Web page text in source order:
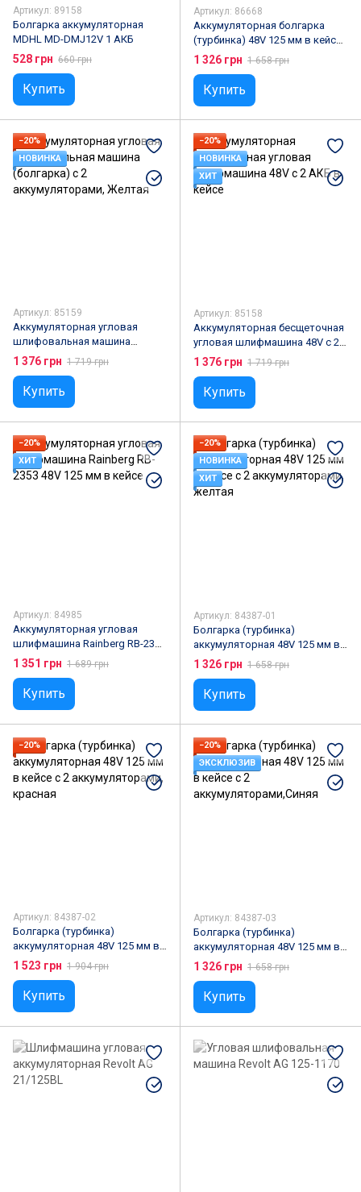
Артикул: 89158
Болгарка аккумуляторная
MDHL MD-DMJ12V 1 АКБ
528 грн 660 грн
Купить
Артикул: 86668
Аккумуляторная болгарка
(турбинка) 48V 125 мм в кейсе
с 2 АКБ
1 326 грн 1 658 грн
Купить
−20%
НОВИНКА
Артикул: 85159
Аккумуляторная угловая
шлифовальная машина
(болгарка) с 2
аккумуляторами, Желтая
1 376 грн 1 719 грн
Купить
−20%
НОВИНКА
ХИТ
Артикул: 85158
Аккумуляторная бесщеточная
угловая шлифмашина 48V с 2
АКБ в кейсе
1 376 грн 1 719 грн
Купить
−20%
ХИТ
Артикул: 84985
Аккумуляторная угловая
шлифмашина Rainberg RB-2353
48V 125 мм в кейсе
1 351 грн 1 689 грн
Купить
−20%
НОВИНКА
ХИТ
Артикул: 84387-01
Болгарка (турбинка)
аккумуляторная 48V 125 мм в
кейсе с 2 аккумуляторами,
1 326 грн 1 658 грн
Купить
−20%
Артикул: 84387-02
Болгарка (турбинка)
аккумуляторная 48V 125 мм в
кейсе с 2 аккумуляторами,
красная
1 523 грн 1 904 грн
Купить
−20%
ЭКСКЛЮЗИВ
Артикул: 84387-03
Болгарка (турбинка)
аккумуляторная 48V 125 мм в
кейсе с 2
аккумуляторами,Синяя
1 326 грн 1 658 грн
Купить